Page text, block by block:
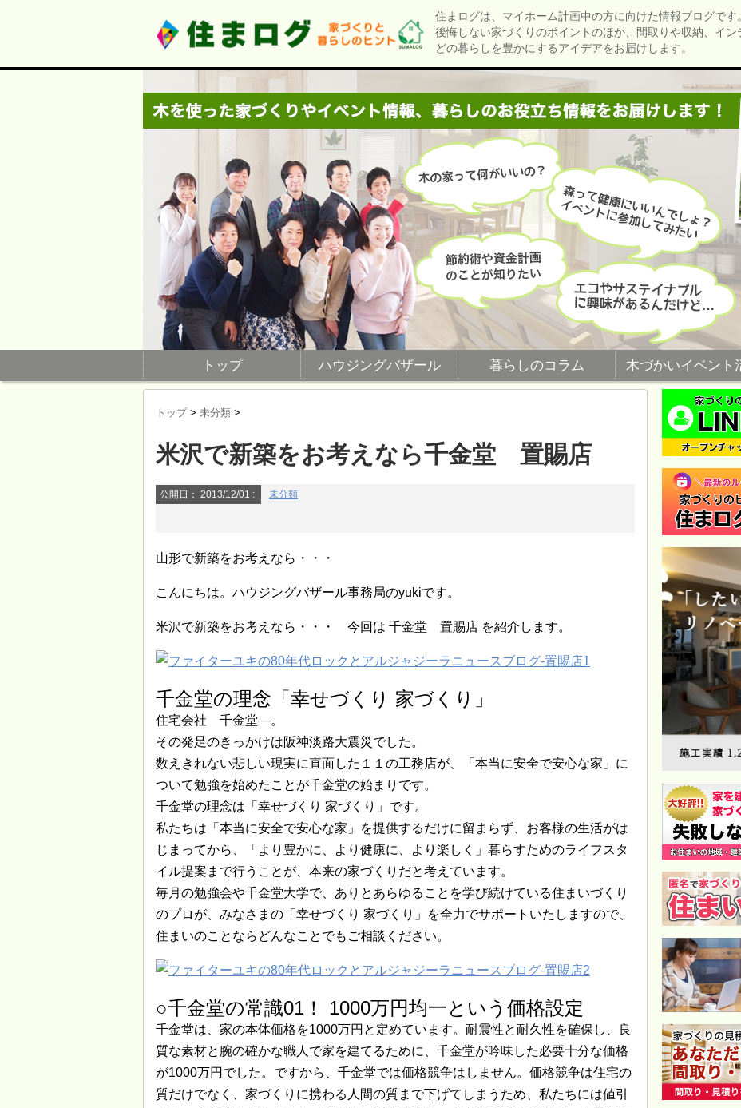
住まログは、マイホーム計画中の方に向けた情報ブログです。
後悔しない家づくりのポイントのほか、間取りや収納、イン
どの暮らしを豊かにするアイデアをお届けします。
トップ ハウジングバザール 暮らしのコラム 木づかいイベント
トップ > 未分類 >
米沢で新築をお考えなら千金堂 置賜店
公開日： 2013/12/01 : 未分類
山形で新築をお考えなら・・・
こんにちは。ハウジングバザール事務局のyukiです。
米沢で新築をお考えなら・・・ 今回は 千金堂 置賜店 を紹介します。
千金堂の理念「幸せづくり 家づくり」
住宅会社 千金堂―。
その発足のきっかけは阪神淡路大震災でした。
数えきれない悲しい現実に直面した１１の工務店が、「本当に安全で安心な家」に
ついて勉強を始めたことが千金堂の始まりです。
千金堂の理念は「幸せづくり 家づくり」です。
私たちは「本当に安全で安心な家」を提供するだけに留まらず、お客様の生活がは
じまってから、「より豊かに、より健康に、より楽しく」暮らすためのライフスタ
イル提案まで行うことが、本来の家づくりだと考えています。
毎月の勉強会や千金堂大学で、ありとあらゆることを学び続けている住まいづくり
のプロが、みなさまの「幸せづくり 家づくり」を全力でサポートいたしますので、
住まいのことならどんなことでもご相談ください。
○千金堂の常識01！ 1000万円均一という価格設定
千金堂は、家の本体価格を1000万円と定めています。耐震性と耐久性を確保し、良
質な素材と腕の確かな職人で家を建てるために、千金堂が吟味した必要十分な価格
が1000万円でした。ですから、千金堂では価格競争はしません。価格競争は住宅の
質だけでなく、家づくりに携わる人間の質まで下げてしまうため、私たちには値引